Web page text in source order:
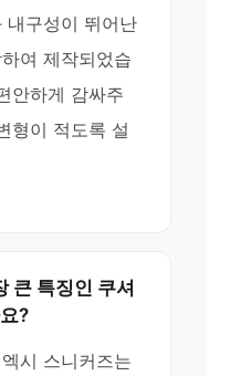
내구성이 뛰어난
여 제작되었습
안하게 감싸주
형이 적도록 설
큰 특징인 쿠셔
?
시 스니커즈는